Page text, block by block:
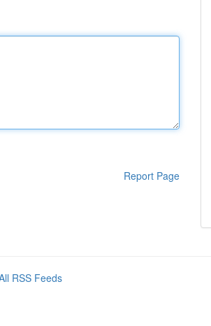
Report Page
RSS Feeds